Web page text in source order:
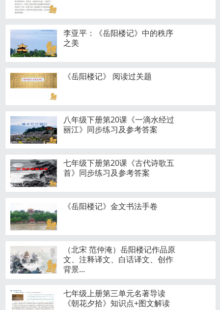
李亚平：《岳阳楼记》中的秩序
之美
《岳阳楼记》 阅读过关题
八年级下册第20课《一滴水经过
丽江》同步练习及参考答案
七年级下册第20课《古代诗歌五
首》同步练习及参考答案
《岳阳楼记》金文书法手卷
（北宋 范仲淹）岳阳楼记作品原
文、注释译文、白话译文、创作
背景...
七年级上册第三单元名著导读
《朝花夕拾》知识点+图文解读